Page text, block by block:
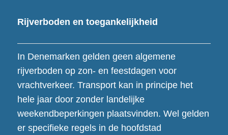
Rijverboden en toegankelijkheid
In Denemarken gelden geen algemene
rijverboden op zon- en feestdagen voor
vrachtverkeer. Transport kan in principe het
hele jaar door zonder landelijke
weekendbeperkingen plaatsvinden. Wel gelden
er specifieke regels in de hoofdstad